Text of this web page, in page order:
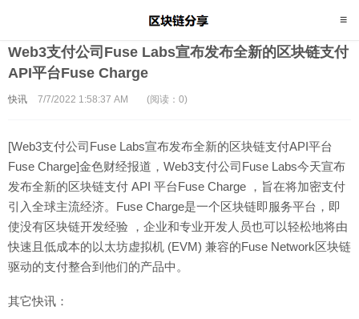
Web3支付公司Fuse Labs宣布发布全新的区块链支付
API平台Fuse Charge
快讯 7/7/2022 1:58:37 AM (阅读：0)
[Web3支付公司Fuse Labs宣布发布全新的区块链支付API平台
Fuse Charge]金色财经报道，Web3支付公司Fuse Labs今天宣布
发布全新的区块链支付 API 平台Fuse Charge ，旨在将加密支付
引入全球主流经济。Fuse Charge是一个区块链即服务平台，即
使没有区块链开发经验 ，企业和专业开发人员也可以轻松地将由
快速且低成本的以太坊虚拟机 (EVM) 兼容的Fuse Network区块链
驱动的支付整合到他们的产品中。
其它快讯：